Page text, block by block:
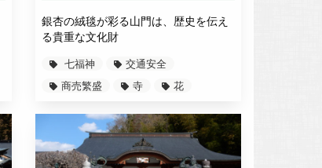
銀杏の絨毯が彩る山門は、歴史を伝え
る貴重な文化財
七福神
交通安全
商売繁盛
寺 花